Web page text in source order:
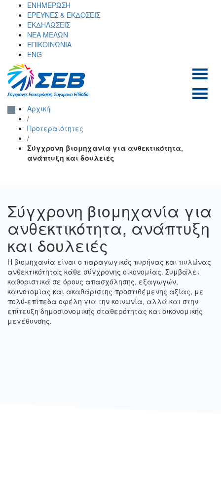
content
ΕΝΗΜΕΡΩΣΗ
ΕΡΕΥΝΕΣ & ΕΚΔΟΣΕΙΣ
ΕΚΔΗΛΩΣΕΙΣ
ΝΕΑ ΜΕΛΩΝ
ΕΠΙΚΟΙΝΩΝΙΑ
ENG
επιχειρήσεων και
βιομηχανιών
Αρχική
/
Προτεραιότητες
/
Σύγχρονη βιομηχανία για ανθεκτικότητα,
ανάπτυξη και δουλειές
Σύγχρονη βιομηχανία για
ανθεκτικότητα, ανάπτυξη
και δουλειές
Η βιομηχανία είναι ο παραγωγικός πυρήνας και πυλώνας
ανθεκτικότητας κάθε σύγχρονης οικονομίας. Συμβάλει
καθοριστικά σε όρους απασχόλησης, εξαγωγών,
καινοτομίας και ακαθάριστης προστιθέμενης αξίας, με
πολύ-επίπεδα οφέλη για την κοινωνία, αλλά και στην
επίτευξη δημοσιονομικής σταθερότητας και οικονομικής
μεγέθυνσης.